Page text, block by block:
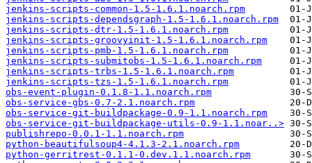
jenkins-scripts-common-1.5-1.6.1.noarch.rpm
jenkins-scripts-dependsgraph-1.5-1.6.1.noarch.rpm
jenkins-scripts-dtr-1.5-1.6.1.noarch.rpm
jenkins-scripts-groovyinit-1.5-1.6.1.noarch.rpm
jenkins-scripts-pmb-1.5-1.6.1.noarch.rpm
jenkins-scripts-submitobs-1.5-1.6.1.noarch.rpm
jenkins-scripts-trbs-1.5-1.6.1.noarch.rpm
jenkins-scripts-tzs-1.5-1.6.1.noarch.rpm
obs-event-plugin-0.1.8-1.1.noarch.rpm
obs-service-gbs-0.7-2.1.noarch.rpm
obs-service-git-buildpackage-0.9-1.1.noarch.rpm
obs-service-git-buildpackage-utils-0.9-1.1.noar..>
publishrepo-0.0.1-1.1.noarch.rpm
python-beautifulsoup4-4.1.3-2.1.noarch.rpm
python-gerritrest-0.1.1-0.dev.1.1.noarch.rpm